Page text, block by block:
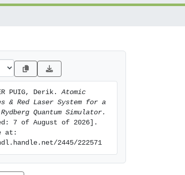
PUIG, Derik. Atomic
& Red Laser System for a
Quantum Simulator.
7 of August of 2026].
at:
2445/222571